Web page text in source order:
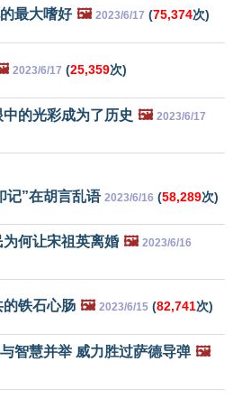
最大嗜好 🖼️ 2023/6/17 (75,374次)
2023/6/17 (25,359次)
的光彩成为了历史 🖼️ 2023/6/17
记”在胡言乱语 2023/6/16 (58,289次)
何让宋祖英离婚 🖼️ 2023/6/16
铁石心肠 🖼️ 2023/6/15 (82,741次)
智慧并举 威力胜过萨德导弹 🖼️